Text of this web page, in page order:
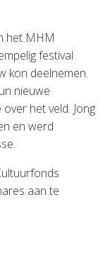
het MHM
festival
kon deelnemen.
nieuwe
het veld. Jong
en werd
aan te